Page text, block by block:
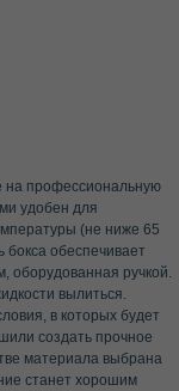
на профессиональную
удобен для
(не ниже 65
бокса обеспечивает
оборудованная ручкой.
вылиться.
в которых будет
создать прочное
материала выбрана
станет хорошим